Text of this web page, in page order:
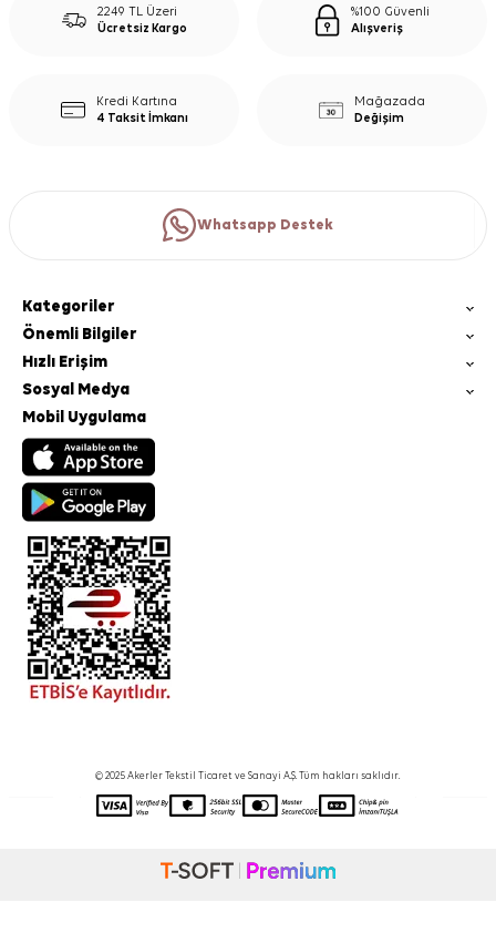
2249 TL Üzeri
Ücretsiz Kargo
%100 Güvenli
Alışveriş
Kredi Kartına
4 Taksit İmkanı
Mağazada
Değişim
Whatsapp Destek
Kategoriler
Önemli Bilgiler
Hızlı Erişim
Sosyal Medya
Mobil Uygulama
© 2025 Akerler Tekstil Ticaret ve Sanayi A.Ş. Tüm hakları saklıdır.